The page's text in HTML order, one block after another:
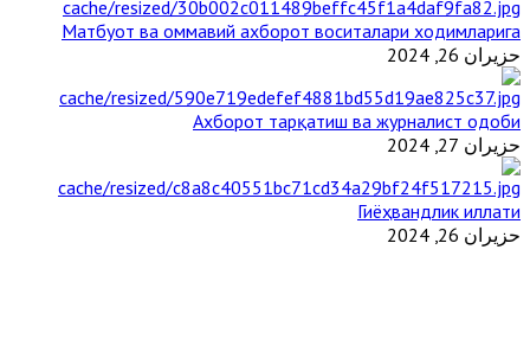
Матбуот ва оммавий ахборот воситалари ходимларига
حزيران 26, 2024
Ахборот тарқатиш ва журналист одоби
حزيران 27, 2024
Гиёҳвандлик иллати
حزيران 26, 2024